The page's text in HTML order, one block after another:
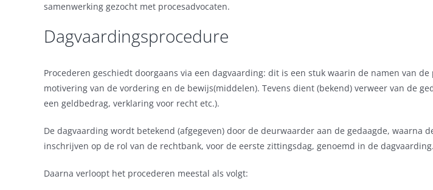
samenwerking gezocht met procesadvocaten.
Dagvaardingsprocedure
Procederen geschiedt doorgaans via een dagvaarding: dit is een stuk waarin de namen van
motivering van de vordering en de bewijs(middelen). Tevens dient (bekend) verweer van de
een geldbedrag, verklaring voor recht etc.).
De dagvaarding wordt betekend (afgegeven) door de deurwaarder aan de gedaagde,
inschrijven op de rol van de rechtbank, voor de eerste zittingsdag, genoemd in de dagvaarding.
Daarna verloopt het procederen meestal als volgt: